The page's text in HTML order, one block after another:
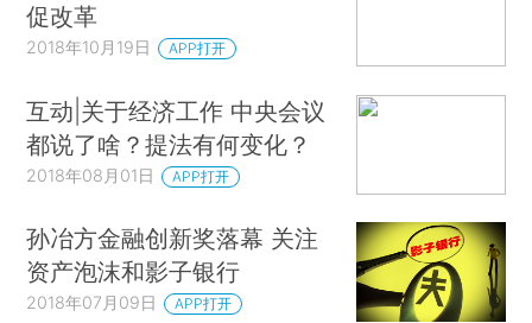
促改革
2018年10月19日 APP打开
互动|关于经济工作 中央会议
都说了啥？提法有何变化？
2018年08月01日 APP打开
孙冶方金融创新奖落幕 关注
资产泡沫和影子银行
2018年07月09日 APP打开